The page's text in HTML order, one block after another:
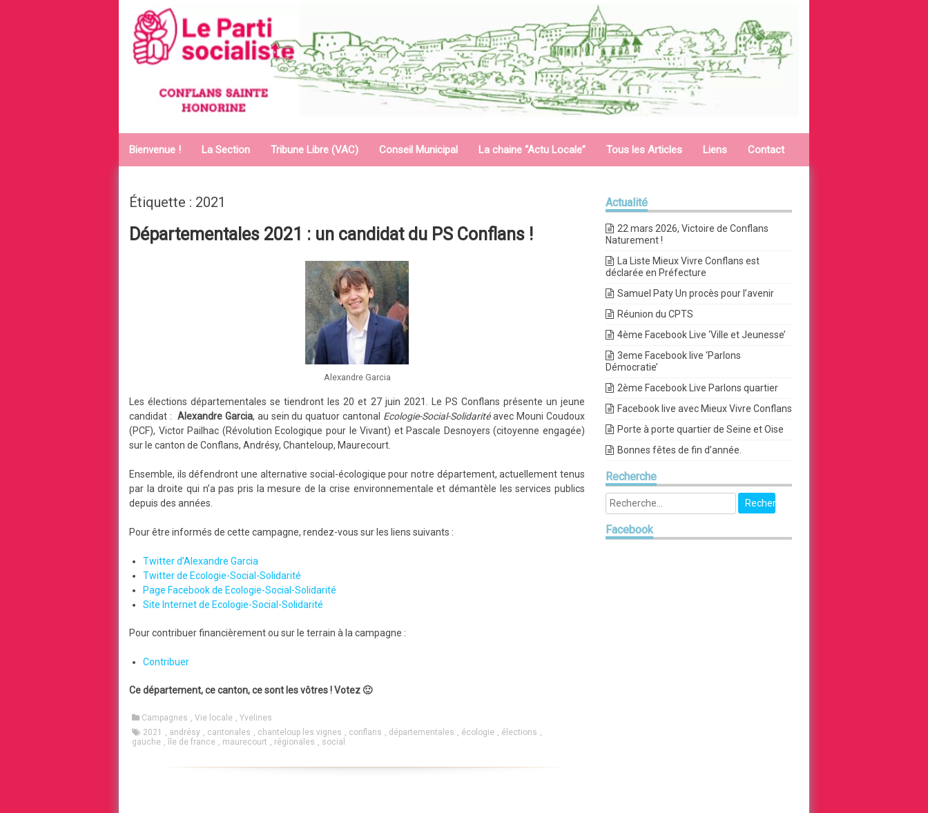
Bienvenue ! La Section Tribune Libre (VAC) Conseil Municipal La chaine “Actu Locale” Tous les Articles Liens Contact
Étiquette : 2021
Départementales 2021 : un candidat du PS Conflans !
Alexandre Garcia
Les élections départementales se tiendront les 20 et 27 juin 2021. Le PS Conflans présente un jeune
candidat : Alexandre Garcia, au sein du quatuor cantonal Ecologie-Social-Solidaritéavec Mouni Coudoux
(PCF), Victor Pailhac (Révolution Ecologique pour le Vivant) et Pascale Desnoyers (citoyenne engagée)
sur le canton de Conflans, Andrésy, Chanteloup, Maurecourt.
Ensemble, ils défendront une alternative social-écologique pour notre département, actuellement tenus
par la droite qui n’a pas pris la mesure de la crise environnementale et démantèle les services publics
depuis des années.
Pour être informés de cette campagne, rendez-vous sur les liens suivants :
Twitter d’Alexandre Garcia
Twitter de Ecologie-Social-Solidarité
Page Facebook de Ecologie-Social-Solidarité
Site Internet de Ecologie-Social-Solidarité
Pour contribuer financièrement ou sur le terrain à la campagne :
Contribuer
Ce département, ce canton, ce sont les vôtres ! Votez 🙂
Campagnes Vie locale
Yvelines
2021
andrésy cantonales chanteloup les vignes conflans départementales écologie élections
gauche
île de france maurecourt régionales social
Actualité
22 mars 2026, Victoire de Conflans
Naturement !
La Liste Mieux Vivre Conflans est
déclarée en Préfecture
Samuel Paty Un procès pour l’avenir
Réunion du CPTS
4ème Facebook Live ‘Ville et Jeunesse’
3eme Facebook live ‘Parlons
Démocratie’
2ème Facebook Live Parlons quartier
Facebook live avec Mieux Vivre Conflans
Porte à porte quartier de Seine et Oise
Bonnes fêtes de fin d’année.
Recherche
Facebook